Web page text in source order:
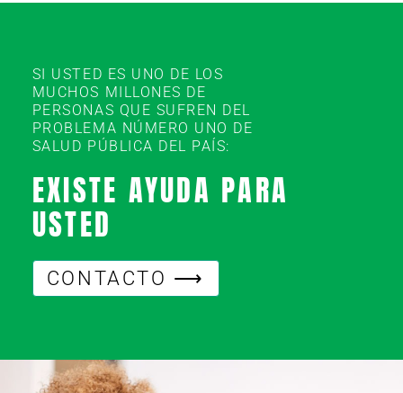
SI USTED ES UNO DE LOS
MUCHOS MILLONES DE
PERSONAS QUE SUFREN DEL
PROBLEMA NÚMERO UNO DE
SALUD PÚBLICA DEL PAÍS:
EXISTE AYUDA PARA
USTED
CONTACTO ⟶